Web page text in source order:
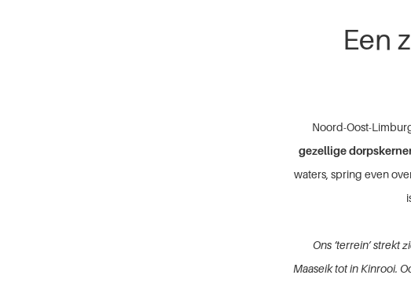
Een
Noord-Oost-
gezellige
waters, spring even
Ons ‘terrein’ strekt
Maaseik tot in Kinrooi.